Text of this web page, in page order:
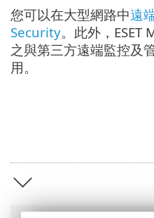
您可以在大型網路中遠
Security。此外，ESET
之與第三方遠端監控及
用。